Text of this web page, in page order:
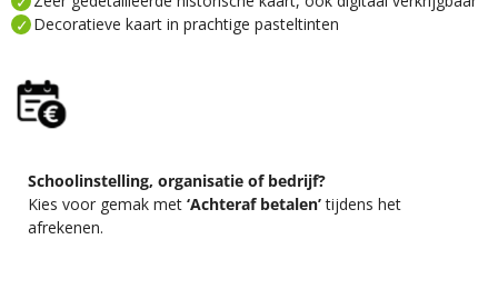
Decoratieve kaart in prachtige pasteltinten
Schoolinstelling, organisatie of bedrijf?
Kies voor gemak met ‘Achteraf betalen’tijdens het
afrekenen.